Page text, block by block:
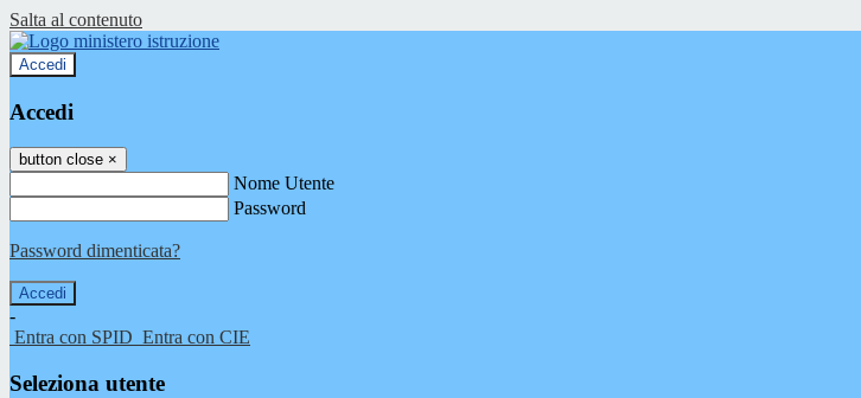
Salta al contenuto
Accedi
Accedi
button close ×
Nome Utente
Password
Password dimenticata?
-
Entra con SPID Entra con CIE
Seleziona utente